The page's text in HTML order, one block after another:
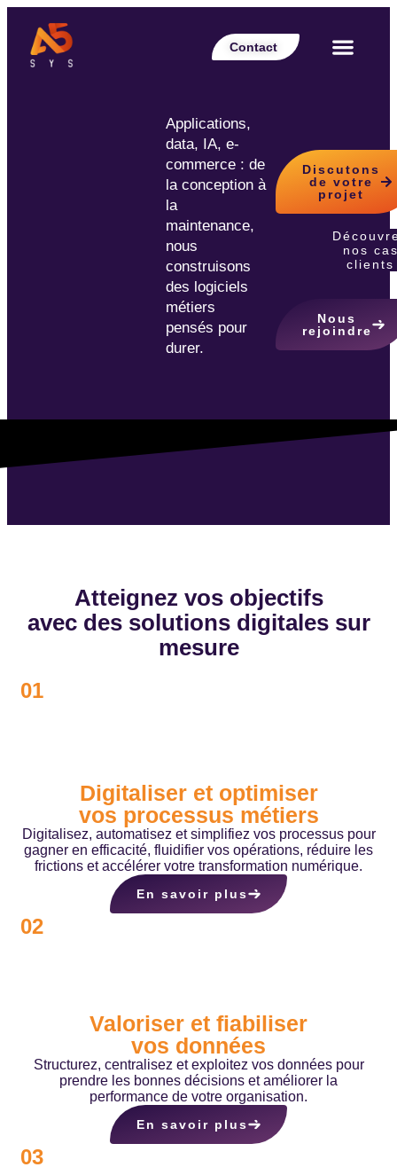
Contact
Applications,
data, IA, e-
commerce : de
la conception à
la
maintenance,
nous
construisons
des logiciels
métiers
pensés pour
durer.
Discutons
de votre
projet
Nous
rejoindre
nos
clients
Atteignez vos objectifs
avec des solutions digitales sur
mesure
01
Digitaliser et optimiser
vos processus métiers
Digitalisez, automatisez et simplifiez vos processus pour
gagner en efficacité, fluidifier vos opérations, réduire les
frictions et accélérer votre transformation numérique.
En savoir plus
02
Valoriser et fiabiliser
vos données
Structurez, centralisez et exploitez vos données pour
prendre les bonnes décisions et améliorer la
performance de votre organisation.
En savoir plus
03